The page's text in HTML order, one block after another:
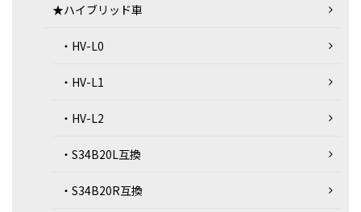
★ハイブリッド車
・HV-L0
・HV-L1
・HV-L2
・S34B20L互換
・S34B20R互換